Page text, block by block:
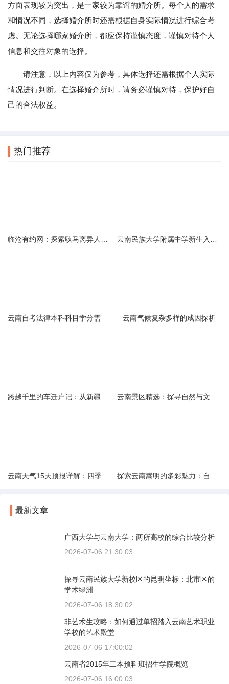
方面表现较为突出，是一家较为靠谱的婚介所。每个人的需求
和情况不同，选择婚介所时还需根据自身实际情况进行综合考
虑。无论选择哪家婚介所，都应保持谨慎态度，谨慎对待个人
信息和交往对象的选择。
请注意，以上内容仅为参考，具体选择还需根据个人实际
情况进行判断。在选择婚介所时，请务必谨慎对待，保护好自
己的合法权益。
热门推荐
云南气候复杂多样的成因探析
最新文章
广西大学与云南大学：两所高校的综合比较分析
2026-07-06 21:30:03
探寻云南民族大学新校区的昆明坐标：北市区的
学术绿洲
2026-07-06 18:30:02
非艺术生攻略：如何通过单招踏入云南艺术职业
学校的艺术殿堂
2026-07-06 17:00:02
云南省2015年二本预科班招生学院概览
2026-07-06 16:00:03